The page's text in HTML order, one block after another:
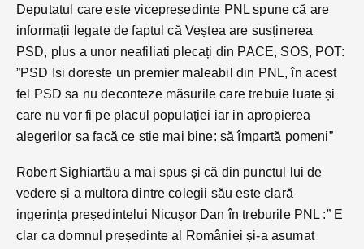
Deputatul care este vicepreședinte PNL spune că are
informații legate de faptul că Veștea are susținerea
PSD, plus a unor neafiliati plecați din PACE, SOS, POT:
”PSD Isi doreste un premier maleabil din PNL, în acest
fel PSD sa nu deconteze măsurile care trebuie luate și
care nu vor fi pe placul populației iar in apropierea
alegerilor sa facă ce stie mai bine: să împartă pomeni”
Robert Sighiartău a mai spus și că din punctul lui de
vedere și a multora dintre colegii său este clară
ingerința președintelui Nicușor Dan în treburile PNL :” E
clar ca domnul președinte al României și-a asumat